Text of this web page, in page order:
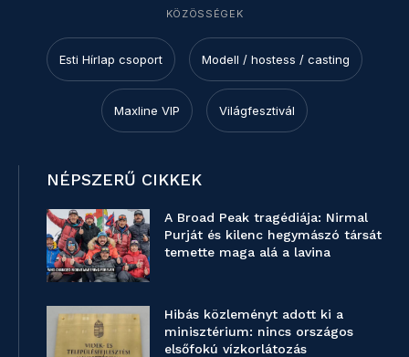
KÖZÖSSÉGEK
Esti Hírlap csoport Modell / hostess / casting
Maxline VIP Világfesztivál
NÉPSZERŰ CIKKEK
A Broad Peak tragédiája: Nirmal
Purját és kilenc hegymászó társát
temette maga alá a lavina
Hibás közleményt adott ki a
minisztérium: nincs országos
elsőfokú vízkorlátozás